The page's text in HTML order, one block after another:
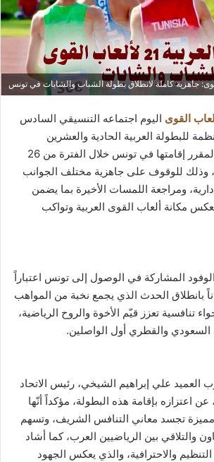
جاهزية كاملة لانطلاق بطولة الشباب والشابات في تونس
القوى اليوم اجتماعه التنسيقي السادس
للبطولة العربية الحادية والعشرين
للشباب والشابات، والمقرر إقامتها في تونس خلال الفترة من 26
وذلك للوقوف على جاهزية مختلف الجوانب
ومراجعة اللمسات الأخيرة بما يضمن
مكانة ألعاب القوى العربية وتواكب
المشاركة في الوصول إلى تونس اعتباراً
بانطلاق الحدث الذي يجمع نخبة من المواهب
تنافسية تعزز قيّم الأخوة والروح الرياضية،
والقطري أول الواصلين.
العميد علي إبراهيم الشيخي، رئيس الاتحاد
اعتزازه بإقامة هذه البطولة، مؤكداً أنّها
تجسد معاني التنافس الشريف، وتسهم
والتلاقي بين الرياضيين العرب، كما أشاد
والاحترافية، والذي يعكس الجهود